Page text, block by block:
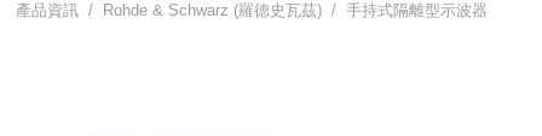
產品資訊 / Rohde & Schwarz (羅德史瓦茲) /手持式隔離型示波器